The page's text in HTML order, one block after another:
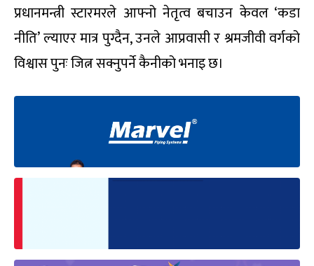
प्रधानमन्त्री स्टारमरले आफ्नो नेतृत्व बचाउन केवल ‘कडा
नीति’ ल्याएर मात्र पुग्दैन, उनले आप्रवासी र श्रमजीवी वर्गको
विश्वास पुनः जित्न सक्नुपर्ने कैनीको भनाइ छ।